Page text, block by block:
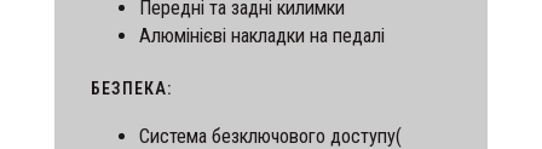
Передні та задні килимки
Алюмінієві накладки на педалі
БЕЗПЕКА:
Система безключового доступу(